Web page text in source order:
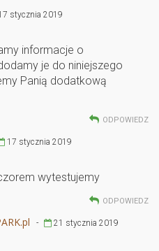
stycznia 2019
informacje o
je do niniejszego
Panią dodatkową
ODPOWIEDZ
17 stycznia 2019
wytestujemy
ODPOWIEDZ
- 21 stycznia 2019